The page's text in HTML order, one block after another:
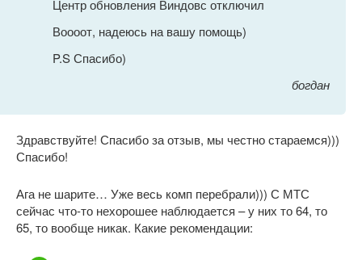
Центр обновления Виндовс отключил
Воооот, надеюсь на вашу помощь)
P.S Спасибо)
богдан
Здравствуйте! Спасибо за отзыв, мы честно стараемся)))
Спасибо!
Ага не шарите… Уже весь комп перебрали))) С МТС
сейчас что-то нехорошее наблюдается – у них то 64, то
65, то вообще никак. Какие рекомендации: